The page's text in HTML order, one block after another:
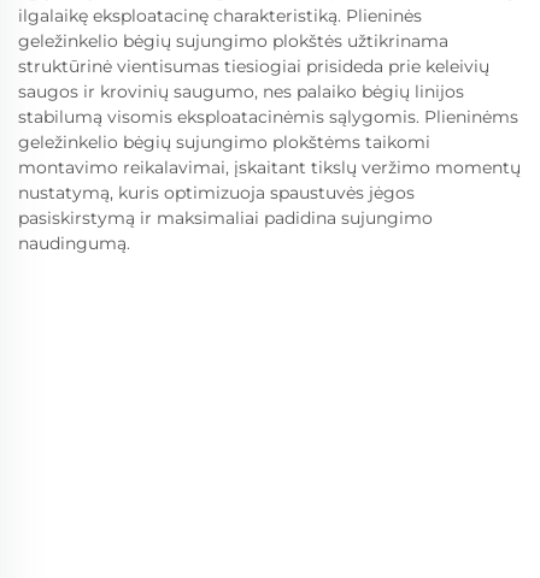
ilgalaikę eksploatacinę charakteristiką. Plieninės
geležinkelio bėgių sujungimo plokštės užtikrinama
struktūrinė vientisumas tiesiogiai prisideda prie keleivių
saugos ir krovinių saugumo, nes palaiko bėgių linijos
stabilumą visomis eksploatacinėmis sąlygomis. Plieninėms
geležinkelio bėgių sujungimo plokštėms taikomi
montavimo reikalavimai, įskaitant tikslų veržimo momentų
nustatymą, kuris optimizuoja spaustuvės jėgos
pasiskirstymą ir maksimaliai padidina sujungimo
naudingumą.